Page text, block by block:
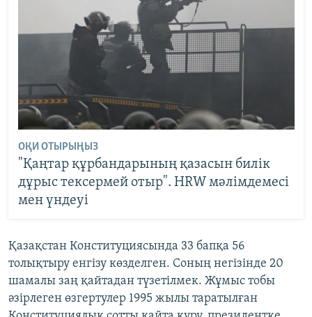
ОҚИ ОТЫРЫҢЫЗ
"Қаңтар құрбандарының қазасын билік
дұрыс тексермей отыр". HRW мәлімдемесі
мен үндеуі
Қазақстан Конституциясында 33 бапқа 56
толықтыру енгізу көзделген. Соның негізінде 20
шамалы заң қайтадан түзетілмек. Жұмыс тобы
әзірлеген өзгертулер 1995 жылы таратылған